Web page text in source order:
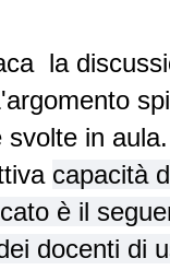
la
svolte in
capacità
è il
docenti di